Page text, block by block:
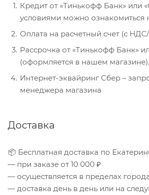
Кредит от «Тинькофф Банк» или
условиями можно ознакомиться
Оплата на расчетный счет (с
Рассрочка от «Тинькофф Банк»
(оформляется в нашем магазине).
Интернет-эквайринг Сбер –
менеджера магазина
Доставка
📦 Бесплатная доставка по
— при заказе от 10 000 ₽
— осуществляется в пределах
— доставка день в день или на